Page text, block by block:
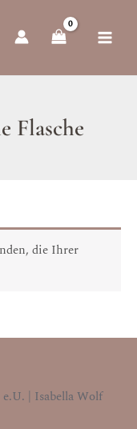
Flasche
die Ihrer
| Isabella Wolf